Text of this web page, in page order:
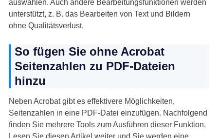
auswählen. Auch andere Bearbeitungsfunktionen werden
unterstützt, z. B. das Bearbeiten von Text und Bildern
ohne Qualitätsverlust.
So fügen Sie ohne Acrobat
Seitenzahlen zu PDF-Dateien
hinzu
Neben Acrobat gibt es effektivere Möglichkeiten,
Seitenzahlen in eine PDF-Datei einzufügen. Nachfolgend
finden Sie mehrere Tools zum Ausführen dieser Funktion.
Lesen Sie diesen Artikel weiter und Sie werden eine